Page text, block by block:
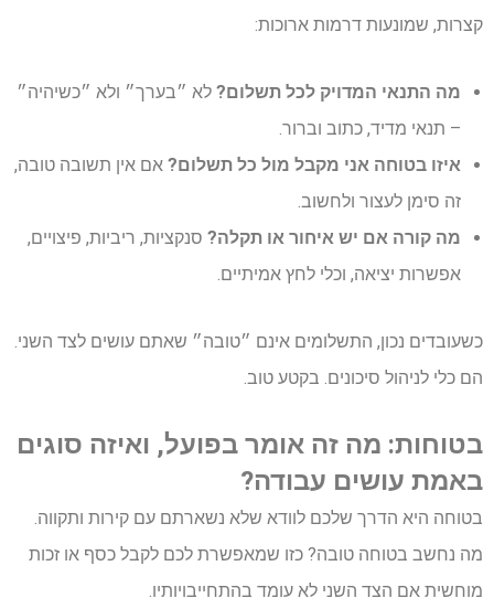
קצרות, שמונעות דרמות ארוכות:
מה התנאי המדויק לכל תשלום? לא ״בערך״ ולא ״כשיהיה״
– תנאי מדיד, כתוב וברור.
איזו בטוחה אני מקבל מול כל תשלום? אם אין תשובה טובה,
זה סימן לעצור ולחשוב.
מה קורה אם יש איחור או תקלה? סנקציות, ריביות, פיצויים,
אפשרות יציאה, וכלי לחץ אמיתיים.
כשעובדים נכון, התשלומים אינם ״טובה״ שאתם עושים לצד השני.
הם כלי לניהול סיכונים. בקטע טוב.
בטוחות: מה זה אומר בפועל, ואיזה סוגים
באמת עושים עבודה?
בטוחה היא הדרך שלכם לוודא שלא נשארתם עם קירות ותקווה.
מה נחשב בטוחה טובה? כזו שמאפשרת לכם לקבל כסף או זכות
מוחשית אם הצד השני לא עומד בהתחייבויותיו.